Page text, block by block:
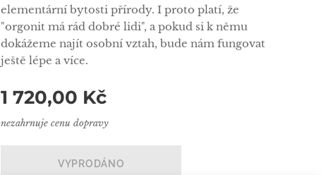
elementární bytosti přírody. I proto platí, že
"orgonit má rád dobré lidi", a pokud si k němu
dokážeme najít osobní vztah, bude nám fungovat
ještě lépe a více.
1 720,00 Kč
nezahrnuje cenu dopravy
VYPRODÁNO